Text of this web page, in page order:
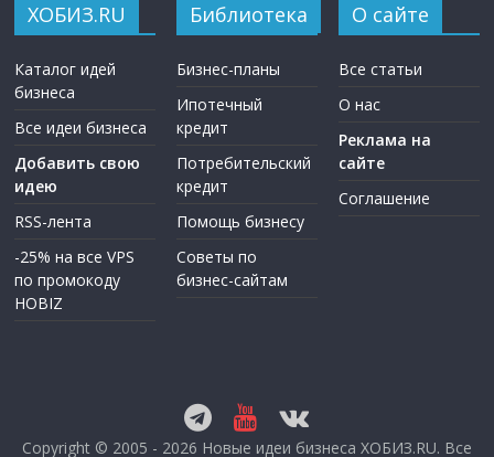
ХОБИЗ.RU
Каталог идей
бизнеса
Все идеи бизнеса
Добавить свою
идею
RSS-лента
-25% на все VPS
по промокоду
HOBIZ
Библиотека
Бизнес-планы
Ипотечный
кредит
Потребительский
кредит
Помощь бизнесу
Советы по
бизнес-сайтам
О сайте
Все статьи
О нас
Реклама на
сайте
Соглашение
Copyright © 2005 - 2026 Новые идеи бизнеса ХОБИЗ.RU. Все